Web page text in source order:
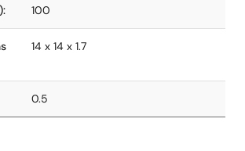
100
14 x 14 x 1.7
0.5